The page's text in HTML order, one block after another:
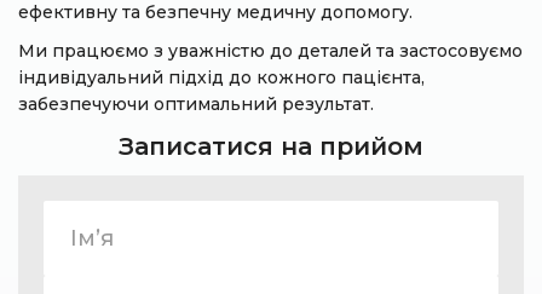
ефективну та безпечну медичну допомогу.
Ми працюємо з уважністю до деталей та застосовуємо
індивідуальний підхід до кожного пацієнта,
забезпечуючи оптимальний результат.
Записатися на прийом